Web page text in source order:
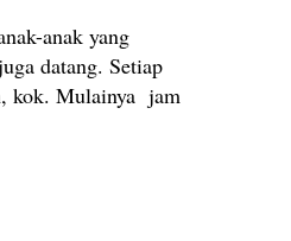
anak yang
datang. Setiap
kok. Mulainya jam